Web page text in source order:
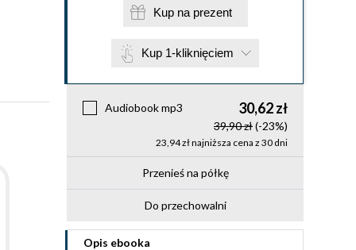
Kup na prezent
Kup 1-kliknięciem
Audiobook mp3 30,62 zł
39,90 zł(-23%)
23,94 zł najniższa cena z 30 dni
Przenieś na półkę
Do przechowalni
Opis ebooka